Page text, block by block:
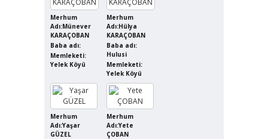
Merhum
Adı:Münever
KARAÇOBAN
Baba adı:
Memleketi:
Yelek Köyü
Merhum
Adı:Hülya
KARAÇOBAN
Baba adı:
Hulusi
Memleketi:
Yelek Köyü
Merhum
Adı:Yaşar
GÜZEL
Merhum
Adı:Yete
ÇOBAN